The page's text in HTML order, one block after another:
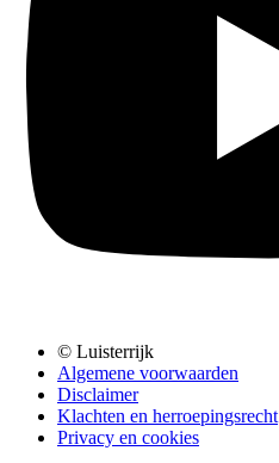
© Luisterrijk
Algemene voorwaarden
Disclaimer
Klachten en herroepingsrecht
Privacy en cookies